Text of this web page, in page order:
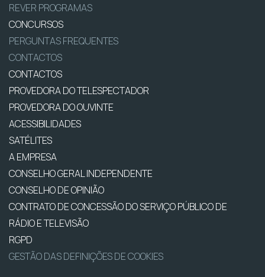
REVER PROGRAMAS
CONCURSOS
PERGUNTAS FREQUENTES
CONTACTOS
CONTACTOS
PROVEDORA DO TELESPECTADOR
PROVEDORA DO OUVINTE
ACESSIBILIDADES
SATÉLITES
A EMPRESA
CONSELHO GERAL INDEPENDENTE
CONSELHO DE OPINIÃO
CONTRATO DE CONCESSÃO DO SERVIÇO PÚBLICO DE
RÁDIO E TELEVISÃO
RGPD
GESTÃO DAS DEFINIÇÕES DE COOKIES